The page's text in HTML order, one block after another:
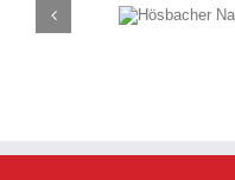
vom